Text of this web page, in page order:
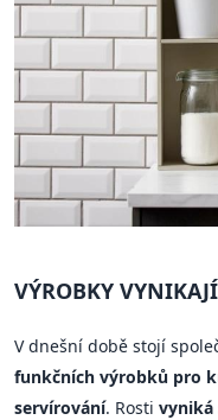
VÝROBKY
V dnešní době stojí
funkčních výrobků pro
servírování. Rosti vyniká